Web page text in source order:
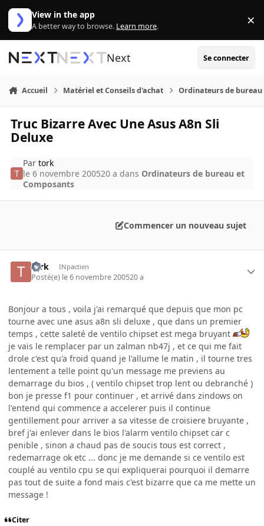
Aller au contenu
View in the app
A better way to browse. Learn more. ×
Next Se connecter
Accueil Matériel et Conseils d'achat Ordinateurs de bureau
Truc Bizarre Avec Une Asus A8n Sli
Deluxe
Partork
le 6 novembre 200520 a dans Ordinateurs de bureau et
Composants
Commencer un nouveau sujet
tork INpactien
Posté(e) le 6 novembre 200520 a
Bonjour a tous , voila j'ai remarqué que depuis que mon pc
tourne avec une asus a8n sli deluxe , que dans un premier
temps , cette saleté de ventilo chipset est mega bruyant
je vais le remplacer par un zalman nb47j , et ce qui me fait
drole c'est qu'a froid quand je l'allume le matin , il tourne tres
lentement a telle point qu'un message me previens au
demarrage du bios , ( ventilo chipset trop lent ou debranché )
bon je presse f1 pour continuer , et arrivé dans zindows on
l'entend qui commence a accelerer puis il continue
gentillement pour arriver a sa vitesse de croisiere bruyante ,
bref j'ai enlever dans le bios l'alarm ventilo chipset car c
penible , sinon a chaud pas de soucis tous est correct ,
redemarrage ok etc ... donc je me demande si ce ventilo est
couplé au ventilo cpu se qui expliquerai pourquoi il demarre
pas tout de suite a fond mais c'est bizarre que ca me mette un
message !
Citer